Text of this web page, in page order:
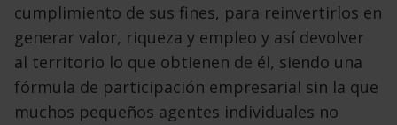
cumplimiento de sus fines, para reinvertirlos en
generar valor, riqueza y empleo y así devolver
al territorio lo que obtienen de él, siendo una
fórmula de participación empresarial sin la que
muchos pequeños agentes individuales no